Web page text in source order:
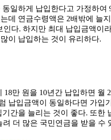
일하게 납입한다고 가정하
데 연금수령액은 2배밖에 늘
다. 하지만 최대 납입금액
이 납입하는 것이 유리하다.
만 원을 10년간 납입하면 월
납입금액이 동일하다면 가
간을 늘리는 것이 좋다. 또한
더 많은 국민연금을 받을 수